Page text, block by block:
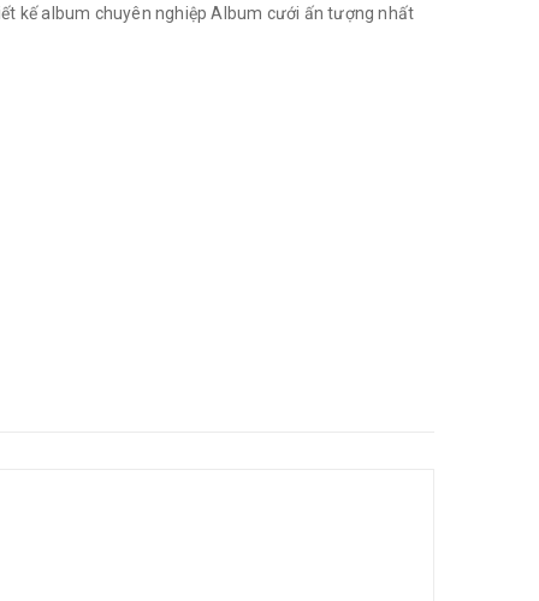
kế album chuyên nghiệp Album cưới ấn tượng nhất